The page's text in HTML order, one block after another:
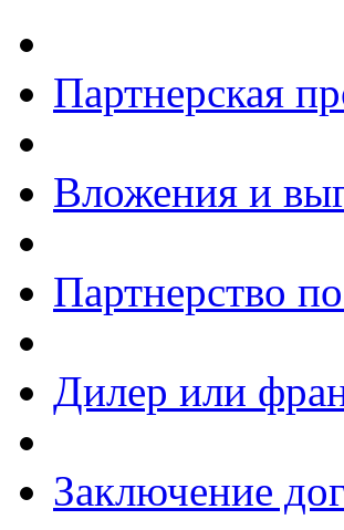
Партнерская
Вложения и
Партнерство
Дилер или
Заключение